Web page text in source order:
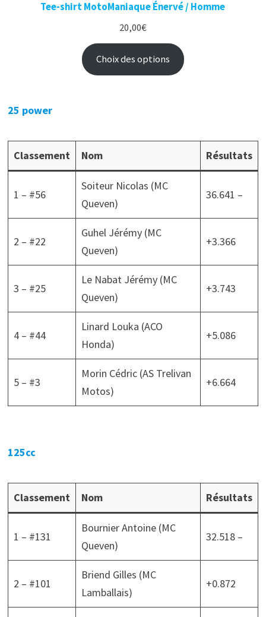
Tee-shirt MotoManiaque Énervé / Homme
20,00€
Choix des options
25 power
Classement Nom Résultats
1 – #56
Soiteur Nicolas (MC
Queven)
36.641 –
2 – #22
Guhel Jérémy (MC
Queven)
+3.366
3 – #25
Le Nabat Jérémy (MC
Queven)
+3.743
4 – #44
Linard Louka (ACO
Honda)
+5.086
5 – #3
Morin Cédric (AS Trelivan
Motos)
+6.664
125cc
Classement Nom Résultats
1 – #131
Bournier Antoine (MC
Queven)
32.518 –
2 – #101
Briend Gilles (MC
Lamballais)
+0.872